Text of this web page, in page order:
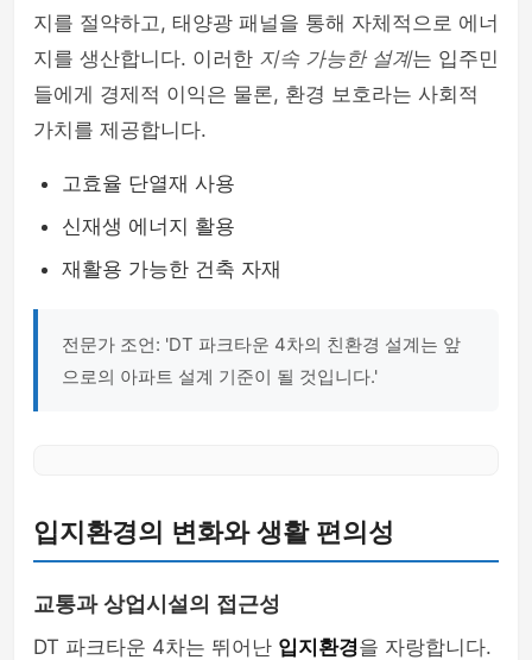
지를 절약하고, 태양광 패널을 통해 자체적으로 에너
지를 생산합니다. 이러한 지속 가능한 설계는 입주민
들에게 경제적 이익은 물론, 환경 보호라는 사회적
가치를 제공합니다.
고효율 단열재 사용
신재생 에너지 활용
재활용 가능한 건축 자재
전문가 조언: 'DT 파크타운 4차의 친환경 설계는 앞
으로의 아파트 설계 기준이 될 것입니다.'
입지환경의 변화와 생활 편의성
교통과 상업시설의 접근성
DT 파크타운 4차는 뛰어난 입지환경을 자랑합니다.